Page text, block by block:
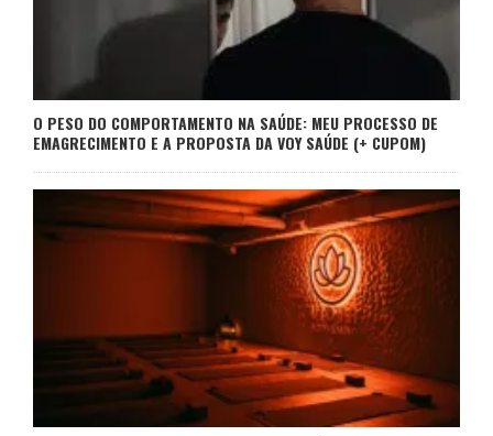
O PESO DO COMPORTAMENTO NA SAÚDE: MEU PROCESSO DE
EMAGRECIMENTO E A PROPOSTA DA VOY SAÚDE (+ CUPOM)